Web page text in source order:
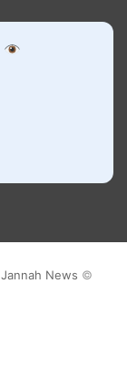
© Copyright 2026, Tous droits réservés |
Jannah News